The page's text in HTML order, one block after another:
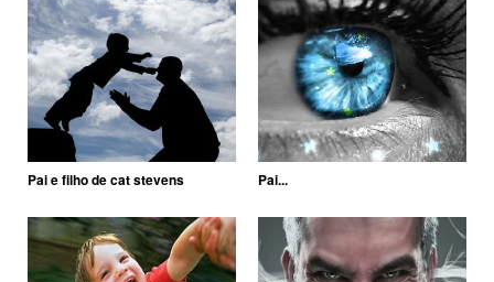
Pai e filho de cat stevens Pai...